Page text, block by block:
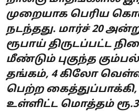
முறையாக பெரிய
நடந்தது. மார்ச் 20
ரூபாய் திருடப்பட்ட
மீண்டும் புகுந்த
தங்கம், 4 கிலோ
பெற்ற
உள்ளிட்ட மொத்தம்